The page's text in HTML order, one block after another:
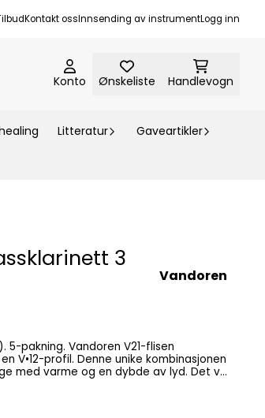
Kontakt ossInnsending av instrumentLogg inn
Konto Ønskeliste Handlevogn
Litteratur
Gaveartikler
3
Vandoren
V•12-profil. Denne unike kombinasjonen
varme og en dybde av lyd. Det vil
og umiddelbar respons. V21